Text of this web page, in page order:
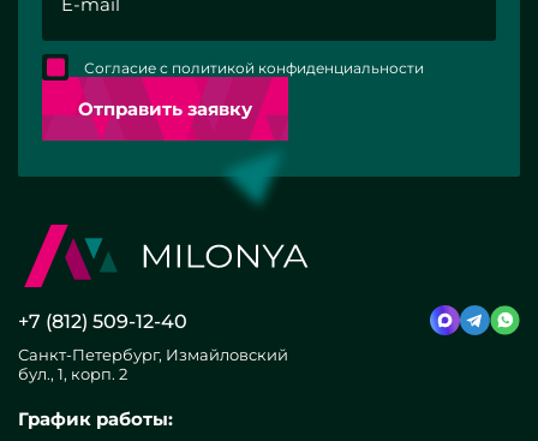
Отправить заявку
Согласие с политикой конфиденциальности
+7 (812) 509-12-40
Санкт-Петербург, Измайловский
бул., 1, корп. 2
График работы: